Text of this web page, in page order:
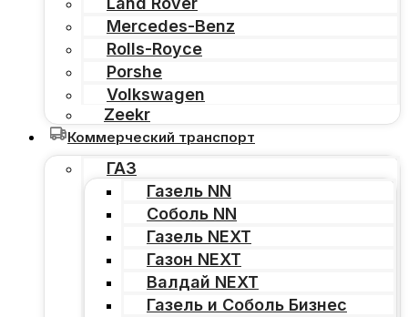
Mercedes-Benz
Rolls-Royce
Porshe
Volkswagen
Zeekr
Коммерческий транспорт
ГАЗ
Газель NN
Соболь NN
Газель NEXT
Газон NEXT
Валдай NEXT
Газель и Соболь Бизнес